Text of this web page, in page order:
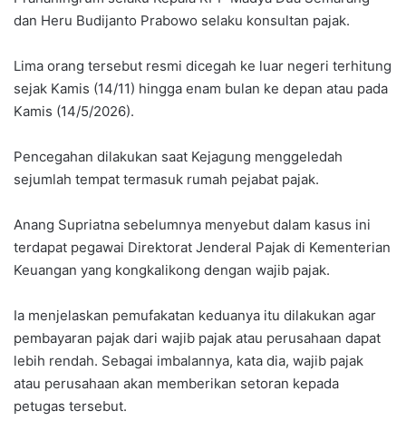
dan Heru Budijanto Prabowo selaku konsultan pajak.
Lima orang tersebut resmi dicegah ke luar negeri terhitung
sejak Kamis (14/11) hingga enam bulan ke depan atau pada
Kamis (14/5/2026).
Pencegahan dilakukan saat Kejagung menggeledah
sejumlah tempat termasuk rumah pejabat pajak.
Anang Supriatna sebelumnya menyebut dalam kasus ini
terdapat pegawai Direktorat Jenderal Pajak di Kementerian
Keuangan yang kongkalikong dengan wajib pajak.
Ia menjelaskan pemufakatan keduanya itu dilakukan agar
pembayaran pajak dari wajib pajak atau perusahaan dapat
lebih rendah. Sebagai imbalannya, kata dia, wajib pajak
atau perusahaan akan memberikan setoran kepada
petugas tersebut.